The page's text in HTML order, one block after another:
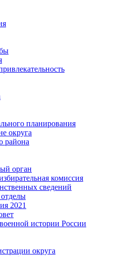
планирования
округа
района
орган
комиссия
сведений
2021
истории России
округа